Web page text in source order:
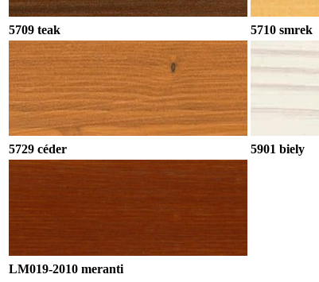
5709 teak 5710 smrek
5729 céder 5901 biely
LM019-2010 meranti